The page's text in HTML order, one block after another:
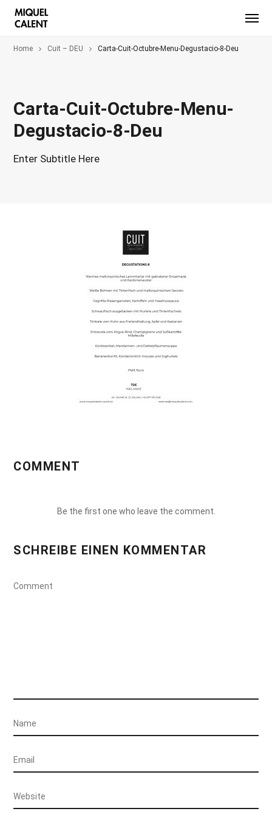
Home Cuit – DEU Carta-Cuit-Octubre-Menu-Degustacio-8-Deu
Carta-Cuit-Octubre-Menu-
Degustacio-8-Deu
Enter Subtitle Here
COMMENT
Be the first one who leave the comment.
SCHREIBE EINEN KOMMENTAR